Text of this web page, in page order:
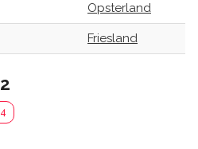
Opsterland
Friesland